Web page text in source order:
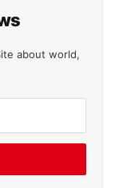
about world,